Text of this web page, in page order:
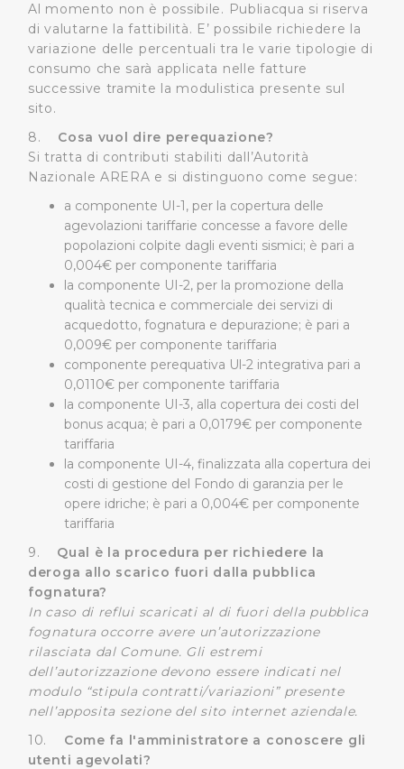
loro servizi.
Cliccando su "Accetta tutti", l'Utente accetta di
memorizzare tutti i cookie sul dispositivo per le finalità
sopra indicate.
Cliccando su "Personalizza" l’Utente può gestire
direttamente le proprie preferenze selezionando i
della condivisione di informazioni sopra indicata.
Cliccando su "Rifiuta" o sulla "X" posizionata in alto a
destra in questo banner l’Utente rifiuta tutti i cookie con
la sola eccezione dei cookie tecnici. La chiusura del
presente banner comporta il permanere delle
impostazioni di default e dunque la continuazione della
navigazione in assenza di cookie o altri sistemi di
tracciamento ad esclusione di quelli tecnici
indispensabili per una corretta visualizzazione della
pagina.
Al momento non è possibile. Publiacqua si riserva
di valutarne la fattibilità. E’ possibile richiedere la
variazione delle percentuali tra le varie tipologie di
consumo che sarà applicata nelle fatture
successive tramite la modulistica presente sul
sito.
8. Cosa vuol dire perequazione?
Si tratta di contributi stabiliti dall’Autorità
Nazionale ARERA e si distinguono come segue:
a componente UI-1, per la copertura delle
agevolazioni tariffarie concesse a favore delle
popolazioni colpite dagli eventi sismici; è pari a
0,004€ per componente tariffaria
la componente UI-2, per la promozione della
qualità tecnica e commerciale dei servizi di
acquedotto, fognatura e depurazione; è pari a
0,009€ per componente tariffaria
componente perequativa Ul-2 integrativa pari a
0,0110€ per componente tariffaria
la componente UI-3, alla copertura dei costi del
bonus acqua; è pari a 0,0179€ per componente
tariffaria
la componente UI-4, finalizzata alla copertura dei
costi di gestione del Fondo di garanzia per le
opere idriche; è pari a 0,004€ per componente
tariffaria
9. Qual è la procedura per richiedere la
deroga allo scarico fuori dalla pubblica
fognatura?
In caso di reflui scaricati al di fuori della pubblica
fognatura occorre avere un’autorizzazione
rilasciata dal Comune. Gli estremi
dell’autorizzazione devono essere indicati nel
modulo “stipula contratti/variazioni” presente
nell’apposita sezione del sito internet aziendale.
10.
Come fa l'amministratore a conoscere gli
utenti agevolati?